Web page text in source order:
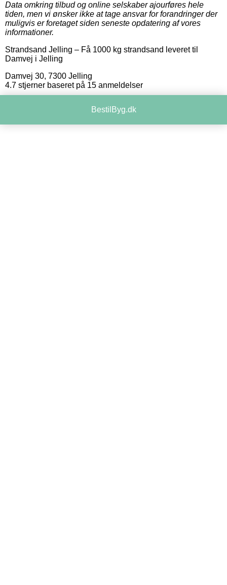
Data omkring tilbud og online selskaber ajourføres hele
tiden, men vi ønsker ikke at tage ansvar for forandringer der
muligvis er foretaget siden seneste opdatering af vores
informationer.
Strandsand Jelling – Få 1000 kg strandsand leveret til
Damvej i Jelling
Damvej 30, 7300 Jelling
4.7 stjerner baseret på 15 anmeldelser
BestilByg.dk